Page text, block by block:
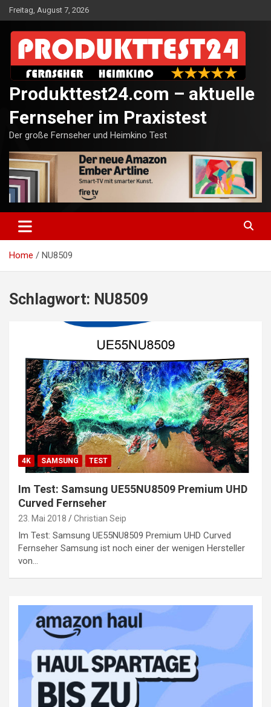
Skip
to
content
Freitag, August 7, 2026
Produkttest24.com – aktuelle
Fernseher im Praxistest
Der große Fernseher und Heimkino Test
Home NU8509
Schlagwort: NU8509
4K SAMSUNG TEST
Im Test: Samsung UE55NU8509 Premium UHD
Curved Fernseher
23. Mai 2018 Christian Seip
Im Test: Samsung UE55NU8509 Premium UHD Curved
Fernseher Samsung ist noch einer der wenigen Hersteller
von…